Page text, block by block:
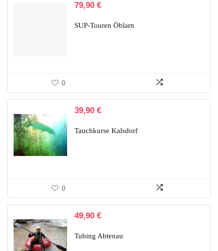
79,90 €
SUP-Touren Öblarn
0
39,90 €
Tauchkurse Kalsdorf
0
49,90 €
Tubing Abtenau